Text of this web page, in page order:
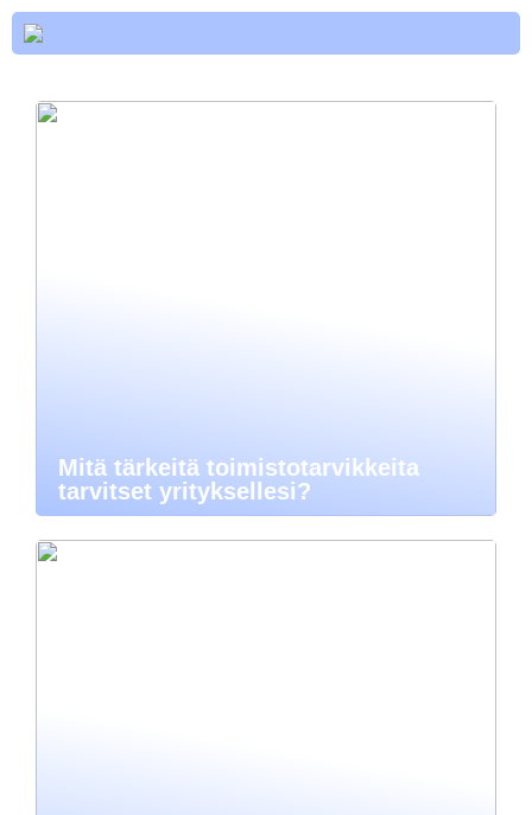
Mitä tärkeitä toimistotarvikkeita
tarvitset yrityksellesi?